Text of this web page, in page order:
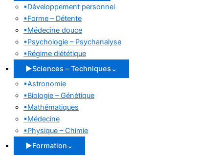
▪Développement personnel
▪Forme – Détente
▪Médecine douce
▪Psychologie – Psychanalyse
▪Régime diététique
▶Sciences – Techniques ⌄
▪Astronomie
▪Biologie – Génétique
▪Mathématiques
▪Médecine
▪Physique – Chimie
▶Formation ⌄